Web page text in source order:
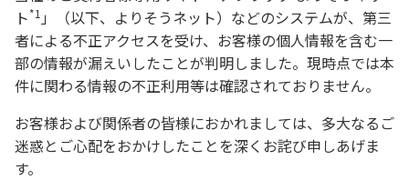
ト*1 」（以下、よりそうネット）などのシステムが、第三
者による不正アクセスを受け、お客様の個人情報を含む一
部の情報が漏えいしたことが判明しました。現時点では本
件に関わる情報の不正利用等は確認されておりません。
お客様および関係者の皆様におかれましては、多大なるご
迷惑とご心配をおかけしたことを深くお詫び申しあげま
す。